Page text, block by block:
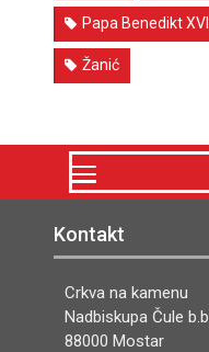
Papa Benedikt XVI.
Žanić
Kontakt
Crkva na kamenu
Nadbiskupa Čule b.b.
88000 Mostar